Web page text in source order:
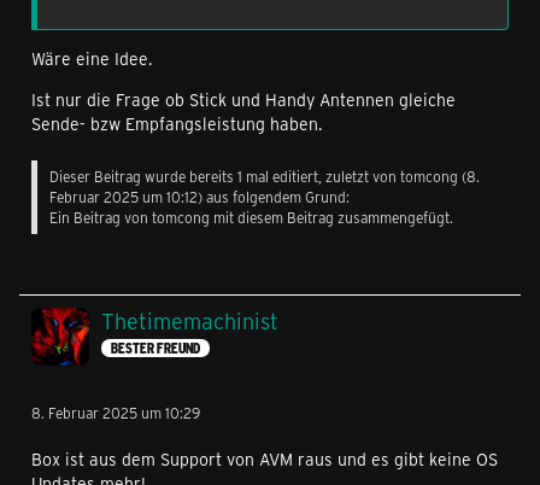
Wäre eine Idee.
Ist nur die Frage ob Stick und Handy Antennen gleiche
Sende- bzw Empfangsleistung haben.
Dieser Beitrag wurde bereits 1 mal editiert, zuletzt von tomcong (8.
Februar 2025 um 10:12) aus folgendem Grund:
Ein Beitrag von tomcong mit diesem Beitrag zusammengefügt.
Thetimemachinist
BESTER FREUND
8. Februar 2025 um 10:29
Box ist aus dem Support von AVM raus und es gibt keine OS